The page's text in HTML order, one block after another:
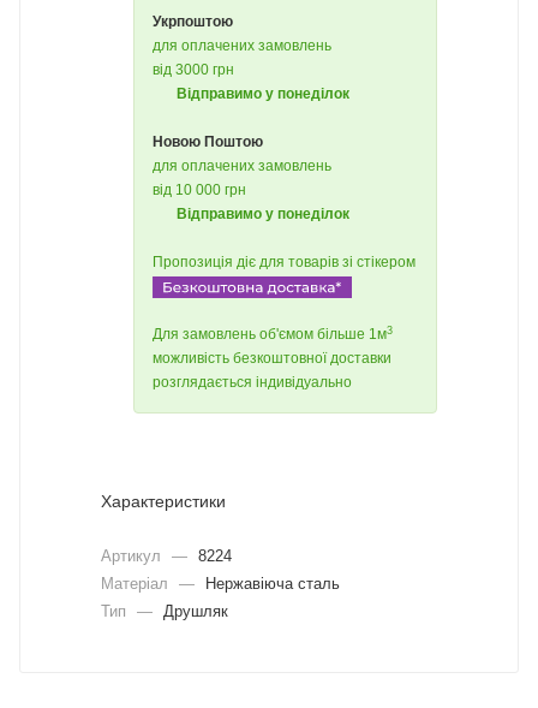
Укрпоштою
для оплачених замовлень
від 3000 грн
Відправимо у понеділок
Новою Поштою
для оплачених замовлень
від 10 000 грн
Відправимо у понеділок
Пропозиція діє для товарів зі стікером
Для замовлень об'ємом більше 1м3
можливість безкоштовної доставки
розглядається індивідуально
Характеристики
Артикул — 8224
Матеріал
—
Нержавіюча сталь
Тип
— Друшляк